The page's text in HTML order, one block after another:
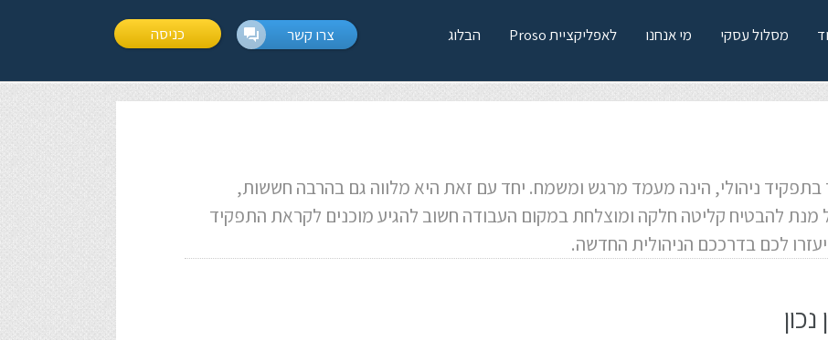
כניסה צרו קשר מסלול עסקי מי אנחנו לאפליקציית Proso הבלוג
בתפקיד ניהולי, הינה מעמד מרגש ומשמח. יחד עם זאת היא מלווה גם בהרבה חששות,
מנת להבטיח קליטה חלקה ומוצלחת במקום העבודה חשוב להגיע מוכנים לקראת התפקיד
לכם בדרככם הניהולית החדשה.